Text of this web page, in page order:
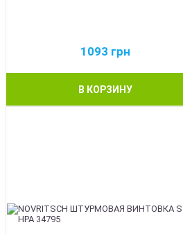
1093 грн
В КОРЗИНУ